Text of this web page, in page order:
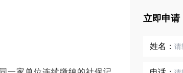
立即申请
姓名：